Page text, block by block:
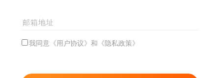
我同意《用户协议》和《隐私政策》